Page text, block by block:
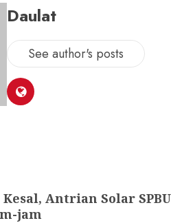
Daulat
See author's posts
Antrian Solar
jam